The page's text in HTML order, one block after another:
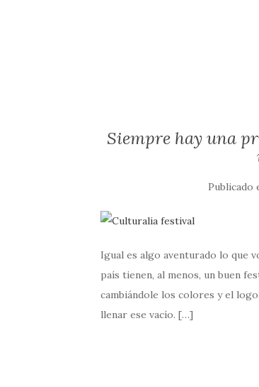
Siempre hay una
Publicado
Igual es algo aventurado lo que
país tienen, al menos, un buen
cambiándole los colores y el
llenar ese vacío. […]